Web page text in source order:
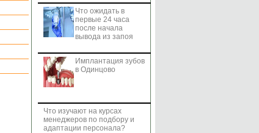
Что ожидать в
первые 24 часа
после начала
вывода из запоя
Имплантация зубов
в Одинцово
Что изучают на курсах
менеджеров по подбору и
адаптации персонала?